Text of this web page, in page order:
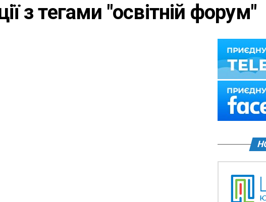
з тегами "освітній форум"